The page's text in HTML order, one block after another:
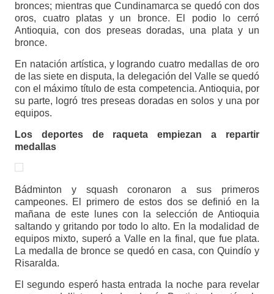
bronces; mientras que Cundinamarca se quedó con dos
oros, cuatro platas y un bronce. El podio lo cerró
Antioquia, con dos preseas doradas, una plata y un
bronce.
En natación artística, y logrando cuatro medallas de oro
de las siete en disputa, la delegación del Valle se quedó
con el máximo título de esta competencia. Antioquia, por
su parte, logró tres preseas doradas en solos y una por
equipos.
Los deportes de raqueta empiezan a repartir
medallas
Bádminton y squash coronaron a sus primeros
campeones. El primero de estos dos se definió en la
mañana de este lunes con la selección de Antioquia
saltando y gritando por todo lo alto. En la modalidad de
equipos mixto, superó a Valle en la final, que fue plata.
La medalla de bronce se quedó en casa, con Quindío y
Risaralda.
El segundo esperó hasta entrada la noche para revelar